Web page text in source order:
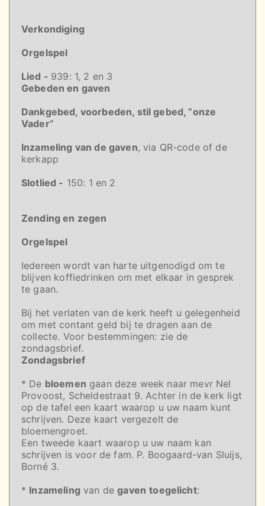
Verkondiging
Orgelspel
Lied - 939: 1, 2 en 3
Gebeden en gaven
Dankgebed, voorbeden, stil gebed, “onze
Vader”
Inzameling van de gaven, via QR-code of de
kerkapp
Slotlied - 150: 1 en 2
Zending en zegen
Orgelspel
Iedereen wordt van harte uitgenodigd om te
blijven koffiedrinken om met elkaar in gesprek
te gaan.
Bij het verlaten van de kerk heeft u gelegenheid
om met contant geld bij te dragen aan de
collecte. Voor bestemmingen: zie de
zondagsbrief.
Zondagsbrief
* De bloemen gaan deze week naar mevr Nel
Provoost, Scheldestraat 9. Achter in de kerk ligt
op de tafel een kaart waarop u uw naam kunt
schrijven. Deze kaart vergezelt de
bloemengroet.
Een tweede kaart waarop u uw naam kan
schrijven is voor de fam. P. Boogaard-van Sluijs,
Borné 3.
* Inzameling van degaven toegelicht: